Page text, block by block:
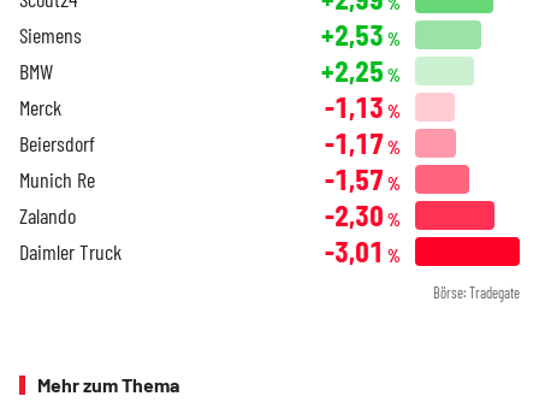
Siemens +2,53 %
BMW +2,25 %
Merck -1,13 %
Beiersdorf -1,17 %
Munich Re -1,57 %
Zalando -2,30 %
Daimler Truck -3,01 %
Börse: Tradegate
Mehr zum Thema